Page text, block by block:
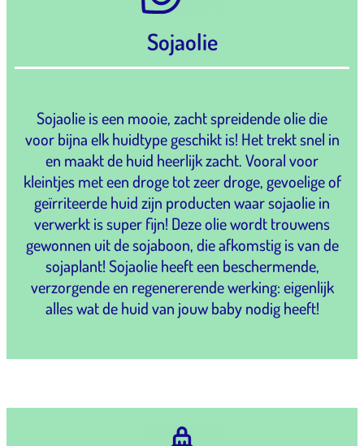
Sojaolie
Sojaolie is een mooie, zacht spreidende olie die
voor bijna elk huidtype geschikt is! Het trekt snel in
en maakt de huid heerlijk zacht. Vooral voor
kleintjes met een droge tot zeer droge, gevoelige of
geïrriteerde huid zijn producten waar sojaolie in
verwerkt is super fijn! Deze olie wordt trouwens
gewonnen uit de sojaboon, die afkomstig is van de
sojaplant! Sojaolie heeft een beschermende,
verzorgende en regenererende werking: eigenlijk
alles wat de huid van jouw baby nodig heeft!